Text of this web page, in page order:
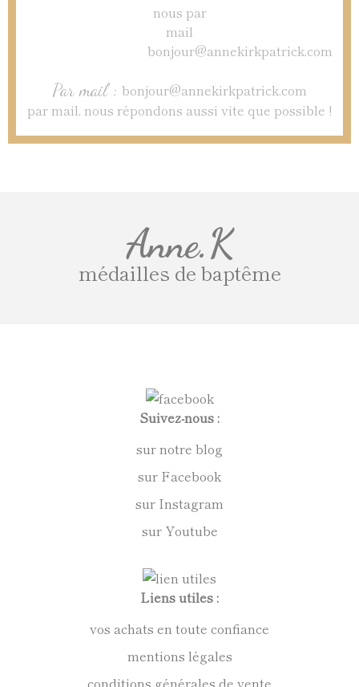
Par mail : bonjour@annekirkpatrick.com
par mail, nous répondons aussi vite que possible !
Anne.K
médailles de baptême
Suivez-nous :
sur notre blog
sur Facebook
sur Instagram
sur Youtube
Liens utiles :
vos achats en toute confiance
mentions légales
conditions générales de vente